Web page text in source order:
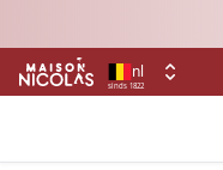
sinds 1822
nl